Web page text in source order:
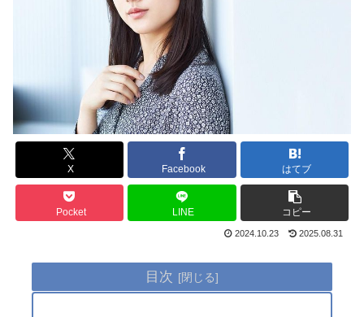
X Facebook はてブ
Pocket LINE コピー
2024.10.23 2025.08.31
目次